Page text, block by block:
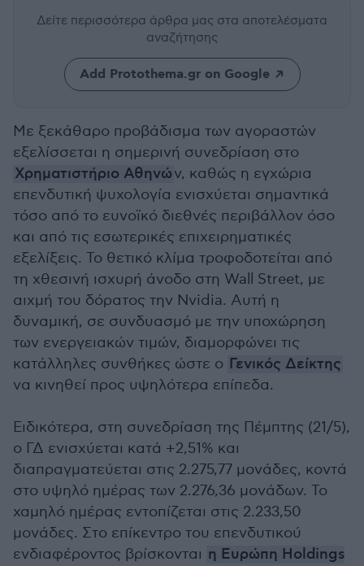
Δείτε περισσότερα άρθρα μας στα αποτελέσματα
αναζήτησης
Add Protothema.gr on Google
Με ξεκάθαρο προβάδισμα των αγοραστών
εξελίσσεται η σημερινή συνεδρίαση στο
Χρηματιστήριο Αθηνών, καθώς η εγχώρια
επενδυτική ψυχολογία ενισχύεται σημαντικά
τόσο από το ευνοϊκό διεθνές περιβάλλον όσο
και από τις εσωτερικές επιχειρηματικές
εξελίξεις. Το θετικό κλίμα τροφοδοτείται από
τη χθεσινή ισχυρή άνοδο στη Wall Street, με
αιχμή του δόρατος την Nvidia. Αυτή η
δυναμική, σε συνδυασμό με την υποχώρηση
των ενεργειακών τιμών, διαμορφώνει τις
κατάλληλες συνθήκες ώστε ο Γενικός Δείκτης
να κινηθεί προς υψηλότερα επίπεδα.
Ειδικότερα, στη συνεδρίαση της Πέμπτης (21/5),
ο ΓΔ ενισχύεται κατά +2,51% και
διαπραγματεύεται στις 2.275,77 μονάδες, κοντά
στο υψηλό ημέρας των 2.276,36 μονάδων. Το
χαμηλό ημέρας εντοπίζεται στις 2.233,50
μονάδες. Στο επίκεντρο του επενδυτικού
ενδιαφέροντος βρίσκονται η Ευρώπη Holdings